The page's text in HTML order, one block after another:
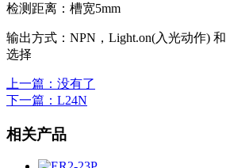
检测距离：槽宽5mm
输出方式：NPN，Light.on(入光动作)
选择
上一篇 ：没有了
下一篇 ：L24N
相关产品